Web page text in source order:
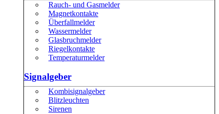
Rauch- und Gasmelder
Magnetkontakte
Überfallmelder
Wassermelder
Glasbruchmelder
Riegelkontakte
Temperaturmelder
Signalgeber
Kombisignalgeber
Blitzleuchten
Sirenen